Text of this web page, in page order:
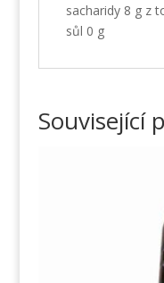
sacharidy 8 g z
sůl 0 g
Související